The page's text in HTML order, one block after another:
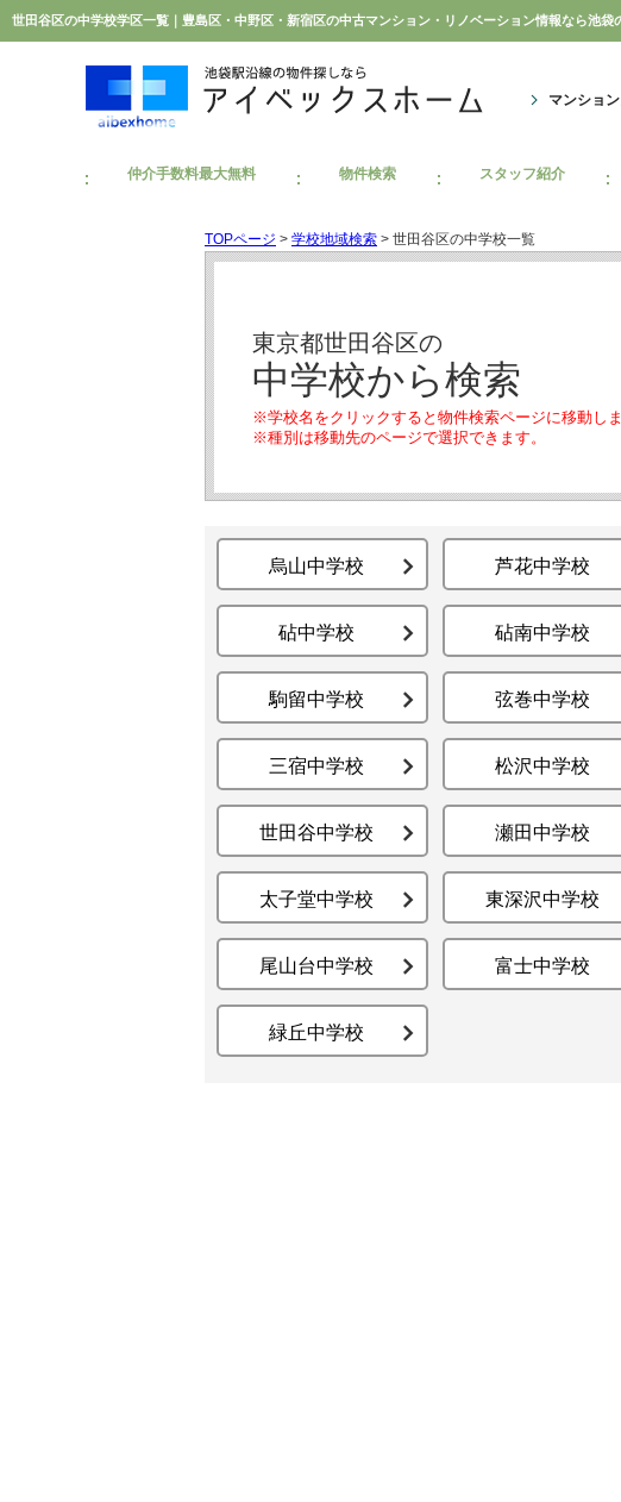
世田谷区の中学校学区一覧｜豊島区・中野区・新宿区の中古マンション・リノベーション情報なら池袋
マンショ
仲介手数料最大無料 物件検索 スタッフ紹介
TOPページ > 学校地域検索 > 世田谷区の中学校一覧
東京都世田谷区の
中学校から検索
※学校名をクリックすると物件検索ページに移動しま
※種別は移動先のページで選択できます。
烏山中学校 芦花中学校
砧中学校 砧南中学校
駒留中学校 弦巻中学校
三宿中学校 松沢中学校
世田谷中学校 瀬田中学校
太子堂中学校 東深沢中学校
尾山台中学校 富士中学校
緑丘中学校